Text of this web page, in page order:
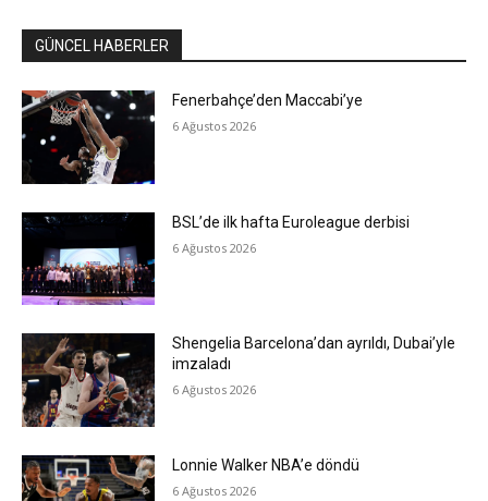
GÜNCEL HABERLER
Fenerbahçe’den Maccabi’ye
6 Ağustos 2026
BSL’de ilk hafta Euroleague derbisi
6 Ağustos 2026
Shengelia Barcelona’dan ayrıldı, Dubai’yle
imzaladı
6 Ağustos 2026
Lonnie Walker NBA’e döndü
6 Ağustos 2026